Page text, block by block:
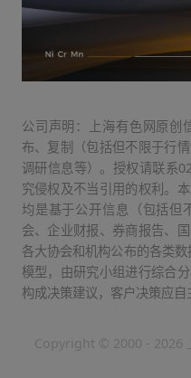
公司声明：上海有色网原创
布、复制（包括但不限于行
调研信息等）。授权请联系
究侵权及不当引用的权利。
均是基于公开信息（包括但
会、企业财报、券商报告、
各大协会和机构公布的各类
模型，由研究小组进行综合
构成决策建议，客户决策应自
Copyright © 2000 - 2026